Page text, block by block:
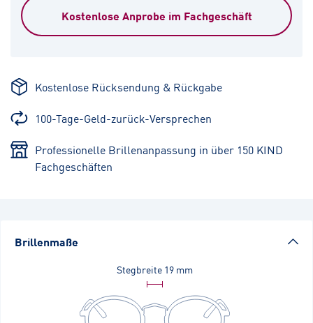
Kostenlose Anprobe im Fachgeschäft
Kostenlose Rücksendung & Rückgabe
100-Tage-Geld-zurück-Versprechen
Professionelle Brillenanpassung in über 150 KIND
Fachgeschäften
Brillenmaße
Stegbreite 19 mm